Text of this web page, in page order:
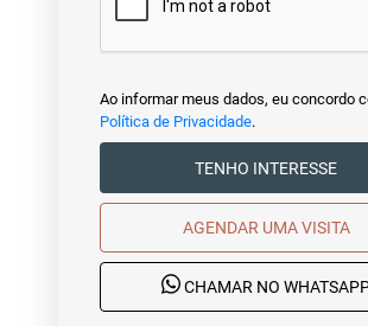
Ao informar meus dados, eu concordo
Política de Privacidade.
TENHO INTERESSE
AGENDAR UMA VISITA
CHAMAR NO